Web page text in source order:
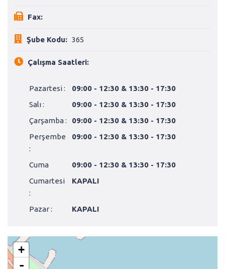
Fax:
Şube Kodu: 365
Çalışma Saatleri:
Pazartesi :
09:00 - 12:30 & 13:30 - 17:30
Salı :
09:00 - 12:30 & 13:30 - 17:30
Çarşamba :
09:00 - 12:30 & 13:30 - 17:30
Perşembe
:
09:00 - 12:30 & 13:30 - 17:30
Cuma
09:00 - 12:30 & 13:30 - 17:30
Cumartesi
:
KAPALI
Pazar : KAPALI
+
-